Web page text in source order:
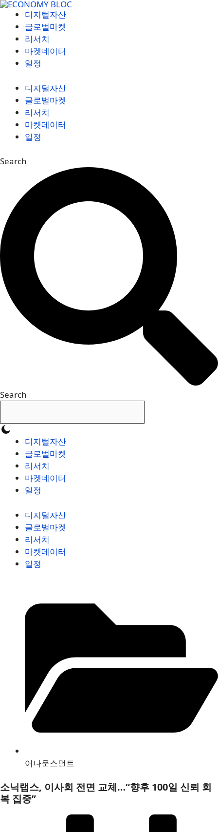
컨
디지털자산
글로벌마켓
리서치
마켓데이터
일정
디지털자산
글로벌마켓
리서치
마켓데이터
일정
Search
Search
디지털자산
글로벌마켓
리서치
마켓데이터
일정
디지털자산
글로벌마켓
리서치
마켓데이터
일정
어나운스먼트
소닉랩스, 이사회 전면 교체…“향후 100일 신뢰 회
복 집중”